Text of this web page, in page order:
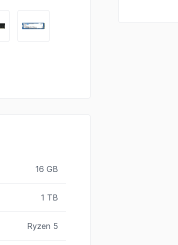
16 GB
1 TB
Ryzen 5